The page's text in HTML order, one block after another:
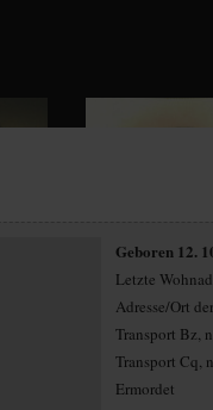
Geboren 12.
Letzte
Adresse/Ort
Transport Bz,
Transport Cq,
Ermordet